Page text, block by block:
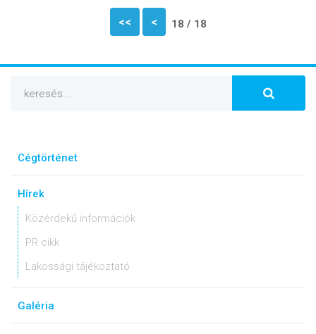
<< < 18 / 18
Cégtörténet
Hírek
Közérdekű információk
PR cikk
Lakossági tájékoztató
Galéria